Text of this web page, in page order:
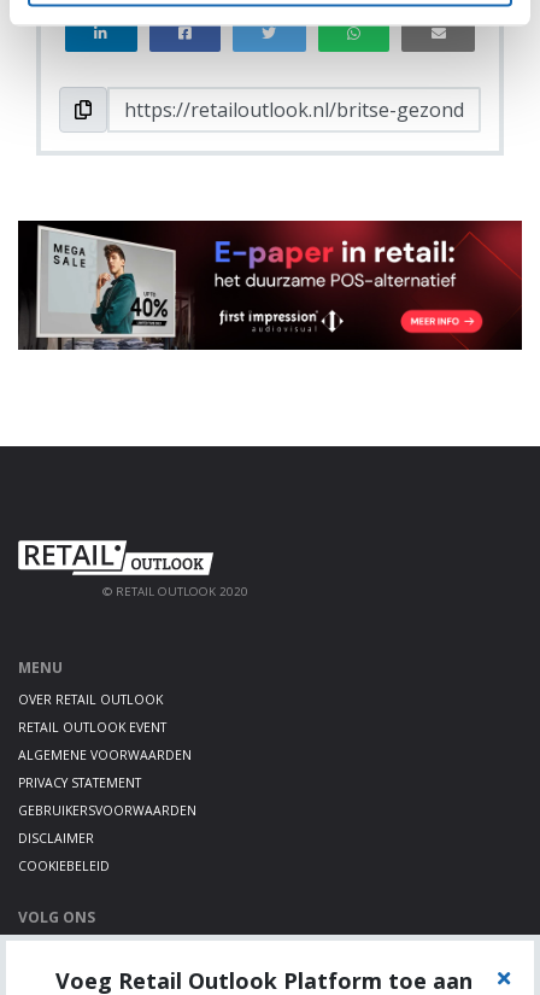
© RETAIL OUTLOOK 2020
MENU
OVER RETAIL OUTLOOK
RETAIL OUTLOOK EVENT
ALGEMENE VOORWAARDEN
PRIVACY STATEMENT
GEBRUIKERSVOORWAARDEN
DISCLAIMER
COOKIEBELEID
VOLG ONS
TWITTER
Voeg Retail Outlook Platform toe aan